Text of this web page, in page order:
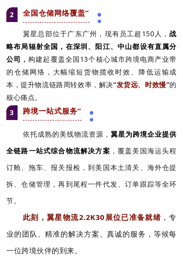
2 全国仓储网络覆盖”
翼星总部位于广东广州，现有员工超150人，战
略布局辐射全国，在深圳、阳江、中山都设有直属分
公司 ，构建起覆盖全国13个核心城市跨境电商产业带
的仓储网络，大幅缩短货物揽收时效、降低运输成
本，提升物流链路周转效率，解决“发货远、时效慢”的
核心痛点。
3
跨境一站式服务”
依托成熟的美线物流资源，翼星为跨境企业提供
全链路一站式综合物流解决方案 ，覆盖美国海运头程
订舱、拖车、报关报检，到美国本土清关、海外仓提
拆、仓储管理，再到尾程一件代发、订单跟踪等全环
节。
此刻，翼星物流2.2K30 展位已准备就绪 ，专
业的团队、精准的解决方案、真诚的服务，等候每
一位跨境伙伴的到来。